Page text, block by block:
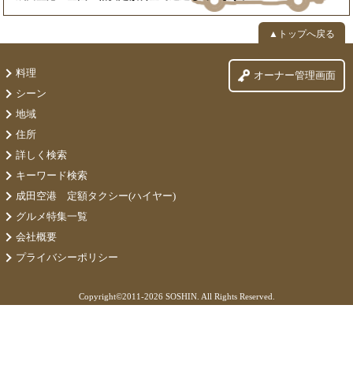
▲トップへ戻る
料理
シーン
地域
住所
詳しく検索
キーワード検索
成田空港 定額タクシー(ハイヤー)
グルメ特集一覧
会社概要
プライバシーポリシー
オーナー管理画面
Copyright©2011-2026 SOSHIN. All Rights Reserved.